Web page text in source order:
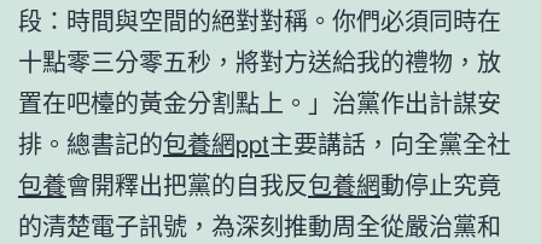
段：時間與空間的絕對對稱。你們必須同時在
十點零三分零五秒，將對方送給我的禮物，放
置在吧檯的黃金分割點上。」治黨作出計謀安
排。總書記的包養網ppt主要講話，向全黨全社
包養會開釋出把黨的自我反包養網動停止究竟
的清楚電子訊號，為深刻推動周全從嚴治黨和